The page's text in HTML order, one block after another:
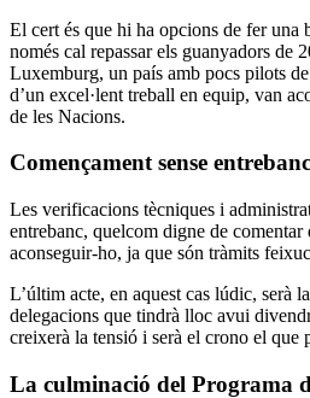
El cert és que hi ha opcions de fer una
només cal repassar els guanyadors de
Luxemburg, un país amb pocs pilots
d’un excel·lent treball en equip, van
de les Nacions.
Començament sense
Les verificacions tècniques i
entrebanc, quelcom digne de comentar
aconseguir-ho, ja que són tràmits
L’últim acte, en aquest cas lúdic, serà
delegacions que tindrà lloc avui
creixerà la tensió i serà el crono el que
La culminació del Programa